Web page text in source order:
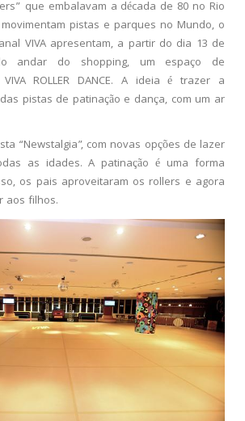
que embalavam a década de 80 no Rio
pistas e parques no Mundo, o
VIVA apresentam, a partir do dia 13 de
andar do shopping, um espaço de
ROLLER DANCE. A ideia é trazer a
pistas de patinação e dança, com um ar
“Newstalgia”, com novas opções de lazer
as idades. A patinação é uma forma
os pais aproveitaram os rollers e agora
aos filhos.